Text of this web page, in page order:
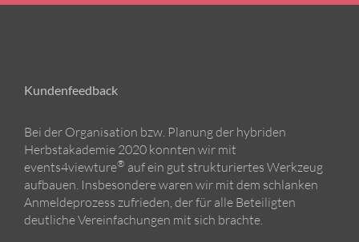
Kundenfeedback
Bei der Organisation bzw. Planung der hybriden
Herbstakademie 2020 konnten wir mit
events4viewture® auf ein gut strukturiertes Werkzeug
aufbauen. Insbesondere waren wir mit dem schlanken
Anmeldeprozess zufrieden, der für alle Beteiligten
deutliche Vereinfachungen mit sich brachte.